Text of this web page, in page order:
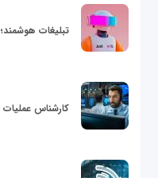
تبلیغات
کارشناس